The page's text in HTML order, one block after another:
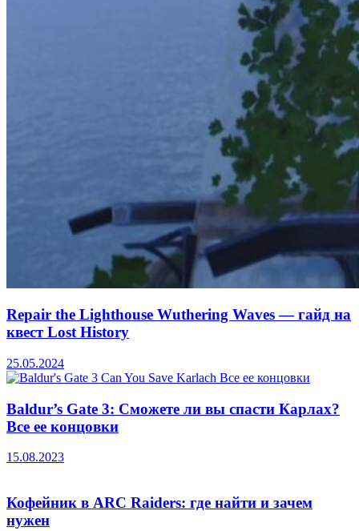
Repair the Lighthouse Wuthering Waves — гайд на
квест Lost History
25.05.2024
Baldur’s Gate 3: Сможете ли вы спасти Карлах?
Все ее концовки
15.08.2023
Кофейник в ARC Raiders: где найти и зачем
нужен